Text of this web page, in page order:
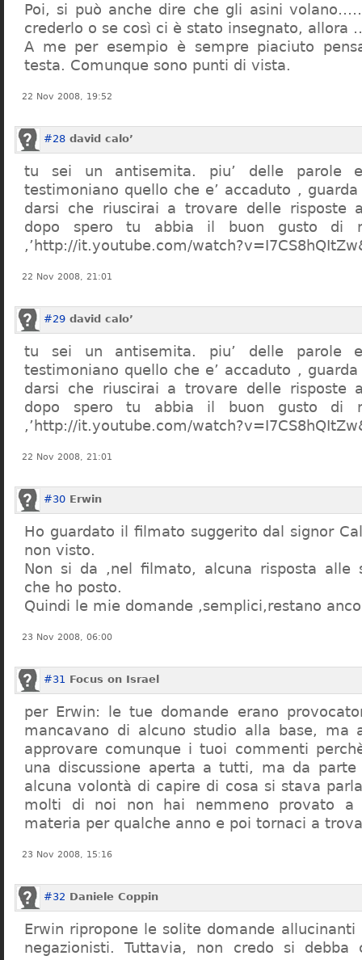
Poi, si può anche dire che gli asini
crederlo o se così ci è stato insegnato,
A me per esempio è sempre piaciuto
testa. Comunque sono punti di vista.
22 Nov 2008, 19:52
#28 david calo’
tu sei un antisemita. piu’ delle parole
testimoniano quello che e’ accaduto , guarda
darsi che riuscirai a trovare delle risposte
dopo spero tu abbia il buon gusto di
,’http://it.youtube.com/
22 Nov 2008, 21:01
#29 david calo’
tu sei un antisemita. piu’ delle parole
testimoniano quello che e’ accaduto , guarda
darsi che riuscirai a trovare delle risposte
dopo spero tu abbia il buon gusto di
,’http://it.youtube.com/
22 Nov 2008, 21:01
#30 Erwin
Ho guardato il filmato suggerito dal signor
non visto.
Non si da ,nel filmato, alcuna risposta alle
che ho posto.
Quindi le mie domande ,semplici,restano
23 Nov 2008, 06:00
#31 Focus on Israel
per Erwin: le tue domande erano
mancavano di alcuno studio alla base, ma
approvare comunque i tuoi commenti
una discussione aperta a tutti, ma da parte
alcuna volontà di capire di cosa si stava
molti di noi non hai nemmeno provato a
materia per qualche anno e poi tornaci a
23 Nov 2008, 15:16
#32 Daniele Coppin
Erwin ripropone le solite domande
negazionisti. Tuttavia, non credo si debba